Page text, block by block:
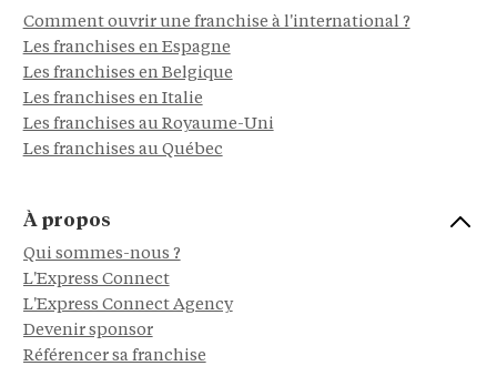
Comment ouvrir une franchise à l'international ?
Les franchises en Espagne
Les franchises en Belgique
Les franchises en Italie
Les franchises au Royaume-Uni
Les franchises au Québec
À propos
Qui sommes-nous ?
L'Express Connect
L'Express Connect Agency
Devenir sponsor
Référencer sa franchise